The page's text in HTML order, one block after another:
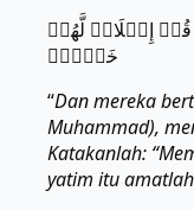
قُلۡ إِصۡلَاحࣱ لَّهُمۡ
خَیۡرࣱۖ
“Dan mereka
Muhammad),
Katakanlah:
yatim itu